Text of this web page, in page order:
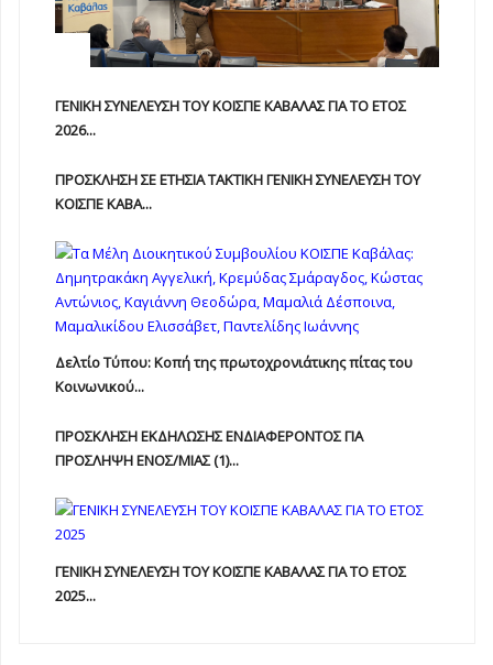
ΓΕΝΙΚΗ ΣΥΝΕΛΕΥΣΗ ΤΟΥ ΚΟΙΣΠΕ ΚΑΒΑΛΑΣ ΓΙΑ ΤΟ ΕΤΟΣ
2026...
ΠΡΟΣΚΛΗΣΗ ΣΕ ΕΤΗΣΙΑ TAKTIKH ΓΕΝΙΚΗ ΣΥΝΕΛΕΥΣΗ ΤΟΥ
ΚΟΙΣΠΕ ΚΑΒΑ...
Δελτίο Τύπου: Κοπή της πρωτοχρονιάτικης πίτας του
Κοινωνικού...
ΠΡΟΣΚΛΗΣΗ ΕΚΔΗΛΩΣΗΣ ΕΝΔΙΑΦΕΡΟΝΤΟΣ ΓΙΑ
ΠΡΟΣΛΗΨΗ ΕΝOΣ/ΜΙΑΣ (1)...
ΓΕΝΙΚΗ ΣΥΝΕΛΕΥΣΗ ΤΟΥ ΚΟΙΣΠΕ ΚΑΒΑΛΑΣ ΓΙΑ ΤΟ ΕΤΟΣ
2025...